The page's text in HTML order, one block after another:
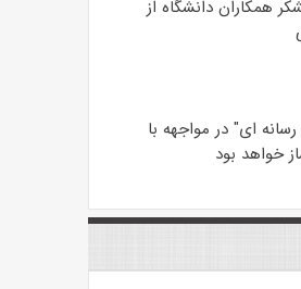
همکاران دانشگاه از
ای" در مواجهه با
خواهد بود